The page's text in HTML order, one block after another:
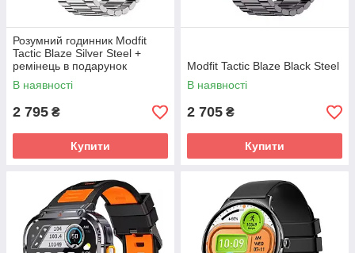
Розумний годинник Modfit
Tactic Blaze Silver Steel +
ремінець в подарунок
В наявності
2 795 ₴
Купити
Modfit Tactic Blaze Black Steel
В наявності
2 705 ₴
Купити